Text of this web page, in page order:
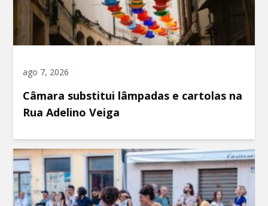
ago 7, 2026
Câmara substitui lâmpadas e cartolas na
Rua Adelino Veiga